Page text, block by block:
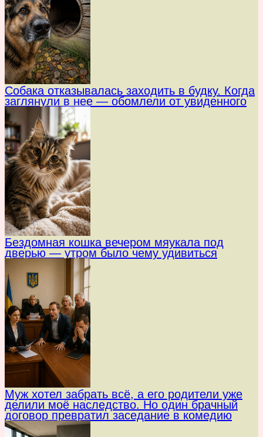
Собака отказывалась заходить в будку. Когда
заглянули в нее — обомлели от увиденного
Бездомная кошка вечером мяукала под
дверью — утром было чему удивиться
Муж хотел забрать всё, а его родители уже
делили моё наследство. Но один брачный
договор превратил заседание в комедию